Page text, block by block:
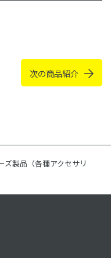
次の商品紹介
ズ製品（各種アクセサリ